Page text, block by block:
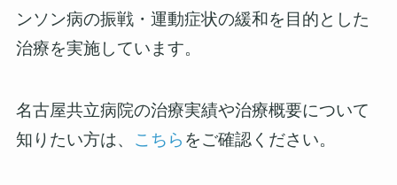
ンソン病の振戦・運動症状の緩和を目的とした
治療を実施しています。
名古屋共立病院の治療実績や治療概要について
知りたい方は、 こちら をご確認ください。